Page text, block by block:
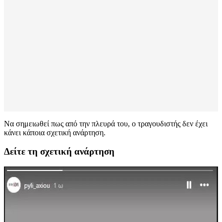
Να σημειωθεί πως από την πλευρά του, ο τραγουδιστής δεν έχει
κάνει κάποια σχετική ανάρτηση.
Δείτε τη σχετική ανάρτηση